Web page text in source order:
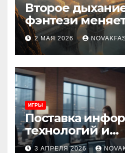
Второе
фэнтези
культуру
2 МАЯ 2026
ИГРЫ
Поставка
технологий и
3 АПРЕЛЯ 2026